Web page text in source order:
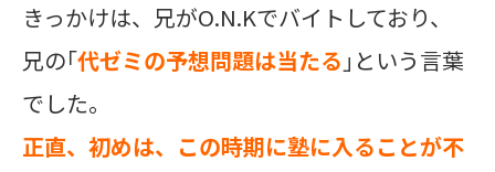
きっかけは、兄がO.N.Kでバイトしており、
兄の｢代ゼミの予想問題は当たる ｣という言葉
でした。
正直、初めは、この時期に塾に入ることが不